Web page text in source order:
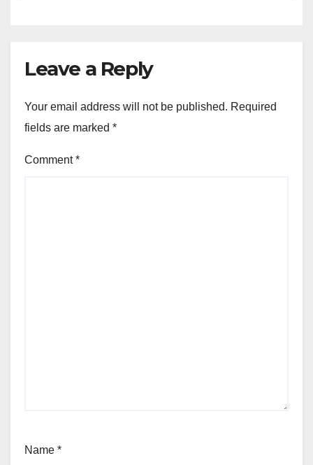
Leave a Reply
Your email address will not be published. Required
fields are marked *
Comment*
Name *